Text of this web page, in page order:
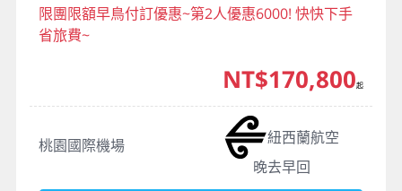
限團限額早鳥付訂優惠~第2人優惠6000! 快快下手
省旅費~
桃園國際機場
紐西蘭航空
晚去早回
NT$170,800起